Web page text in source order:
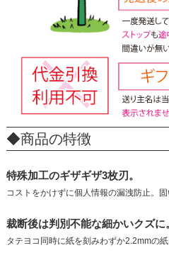
◆商品の特徴
特殊加工のギザギザ3枚刃。
コストをかけずに個人情報の漏洩防止。
裁断後は判別不能な細かいクズに
タテヨコ同時に紙を刻みわずか2.2mmの紙